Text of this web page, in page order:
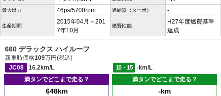
最大出力 46ps/5700rpm 過給器（ターボ） -
生産期間
2015年04月～201
7年10月
燃費性能
H27年度燃費基準
達成
660 デラックス ハイルーフ
新車時価格109万円(税込)
JC08
16.2km/L 10・15
-km/L
満タンでどこまで走る？
648km
満タンでどこまで走る？
-km